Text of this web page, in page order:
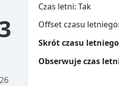
Czas letni: Tak
Offset czasu
Skrót czasu
Obserwuje czas